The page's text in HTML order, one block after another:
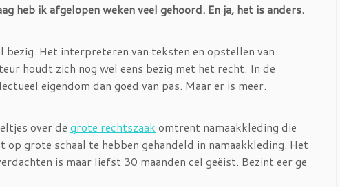
heb ik afgelopen weken veel gehoord. En ja, het is anders.
Het interpreteren van teksten en opstellen van
houdt zich nog wel eens bezig met het recht. In de
eigendom dan goed van pas. Maar er is meer.
over de grote rechtszaak omtrent namaakkleding die
grote schaal te hebben gehandeld in namaakkleding. Het
is maar liefst 30 maanden cel geëist. Bezint eer ge